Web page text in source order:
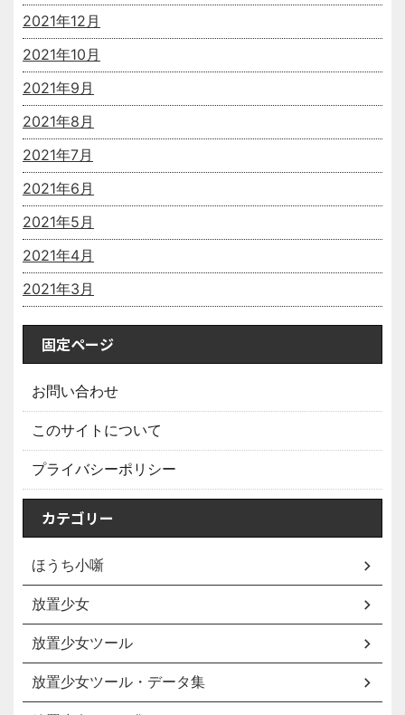
2021年12月
2021年10月
2021年9月
2021年8月
2021年7月
2021年6月
2021年5月
2021年4月
2021年3月
固定ページ
お問い合わせ
このサイトについて
プライバシーポリシー
カテゴリー
ほうち小噺
放置少女
放置少女ツール
放置少女ツール・データ集